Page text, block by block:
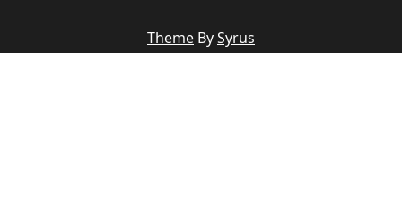
Theme BySyrus